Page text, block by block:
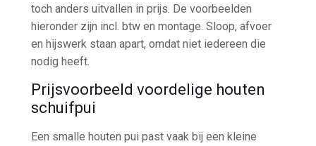
toch anders uitvallen in prijs. De voorbeelden
hieronder zijn incl. btw en montage. Sloop, afvoer
en hijswerk staan apart, omdat niet iedereen die
nodig heeft.
Prijsvoorbeeld voordelige houten
schuifpui
Een smalle houten pui past vaak bij een kleine